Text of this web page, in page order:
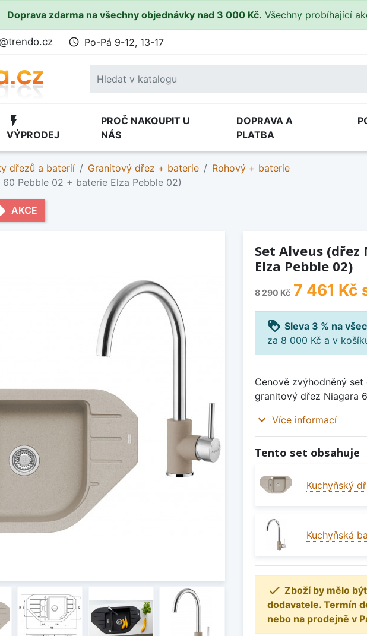
Doprava zdarma na všechny objednávky nad 3 000 Kč. Všechny probíhající
access_time Po-Pá 9-12, 13-17
flash_on
VÝPRODEJ
PROČ NAKOUPIT U
NÁS
DOPRAVA A
PLATBA
dřezů a baterií Granitový dřez + baterie
Rohový + baterie
Pebble 02 + baterie Elza Pebble 02)
AKCE
Set Alveus
Elza Pebble 02)
8 290 Kč 7 461 Kč
loyalty Sleva 3 % na
za 8 000 Kč a v
Cenově zvýhodněný
granitový dřez Niagara
expand_more Více informací
Tento set obsahuje
Kuchyňský
Kuchyňská
 Zboží by mělo
dodavatele. Termín
nebo na prodejně v